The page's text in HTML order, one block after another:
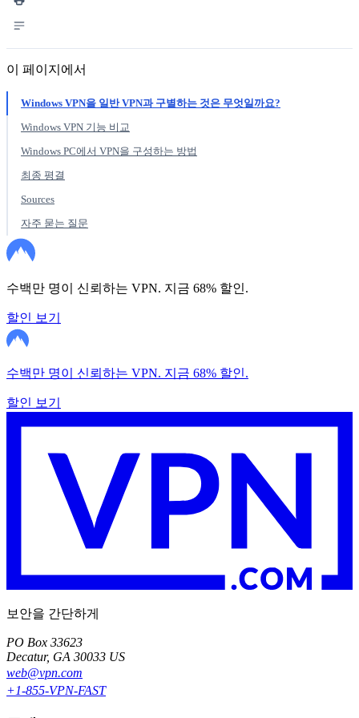
이 페이지에서
Windows VPN을 일반 VPN과 구별하는 것은 무엇일까요?
Windows VPN 기능 비교
Windows PC에서 VPN을 구성하는 방법
최종 평결
Sources
자주 묻는 질문
수백만 명이 신뢰하는 VPN. 지금 68% 할인.
할인 보기
수백만 명이 신뢰하는 VPN. 지금 68% 할인.
할인 보기
보안을 간단하게
PO Box 33623
Decatur, GA 30033 US
web@vpn.com
+1-855-VPN-FAST